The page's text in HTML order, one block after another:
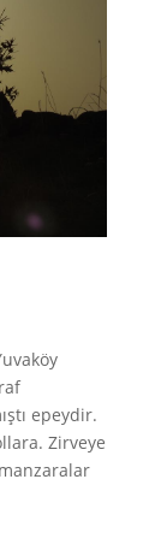
epeydir.
Zirveye